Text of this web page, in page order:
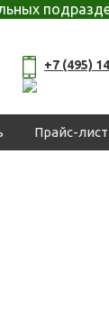
+7 (495)
Прайс-